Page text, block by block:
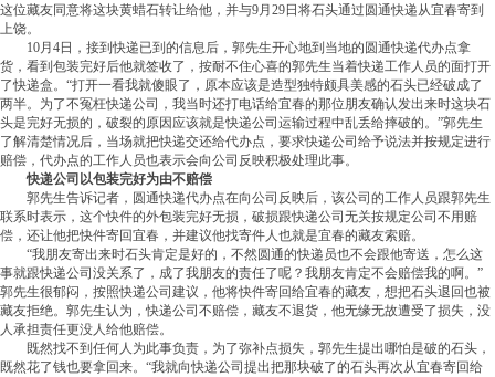
这位藏友同意将这块黄蜡石转让给他，并与9月29日将石头通过圆通快递从宜春寄到
上饶。
10月4日，接到快递已到的信息后，郭先生开心地到当地的圆通快递代办点拿
货，看到包装完好后他就签收了，按耐不住心喜的郭先生当着快递工作人员的面打开
了快递盒。“打开一看我就傻眼了，原本应该是造型独特颇具美感的石头已经破成了
两半。为了不冤枉快递公司，我当时还打电话给宜春的那位朋友确认发出来时这块石
头是完好无损的，破裂的原因应该就是快递公司运输过程中乱丢给摔破的。”郭先生
了解清楚情况后，当场就把快递交还给代办点，要求快递公司给予说法并按规定进行
赔偿，代办点的工作人员也表示会向公司反映积极处理此事。
快递公司以包装完好为由不赔偿
郭先生告诉记者，圆通快递代办点在向公司反映后，该公司的工作人员跟郭先生
联系时表示，这个快件的外包装完好无损，破损跟快递公司无关按规定公司不用赔
偿，还让他把快件寄回宜春，并建议他找寄件人也就是宜春的藏友索赔。
“我朋友寄出来时石头肯定是好的，不然圆通的快递员也不会跟他寄送，怎么这
事就跟快递公司没关系了，成了我朋友的责任了呢？我朋友肯定不会赔偿我的啊。”
郭先生很郁闷，按照快递公司建议，他将快件寄回给宜春的藏友，想把石头退回也被
藏友拒绝。郭先生认为，快递公司不赔偿，藏友不退货，他无缘无故遭受了损失，没
人承担责任更没人给他赔偿。
既然找不到任何人为此事负责，为了弥补点损失，郭先生提出哪怕是破的石头，
既然花了钱也要拿回来。“我就向快递公司提出把那块破了的石头再次从宜春寄回给